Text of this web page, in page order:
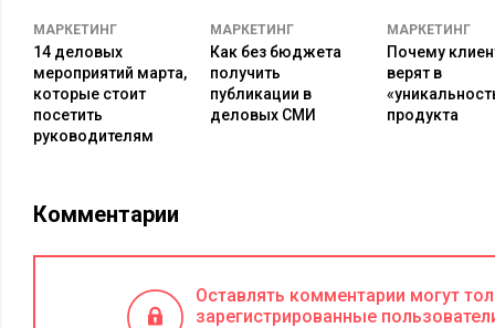
МАРКЕТИНГ
14 деловых
мероприятий марта,
которые стоит
посетить
руководителям
МАРКЕТИНГ
Как без бюджета
получить
публикации в
деловых СМИ
МАРКЕТИНГ
Почему
верят в
продукта
Комментарии
Оставлять комментарии могут
зарегистрированные